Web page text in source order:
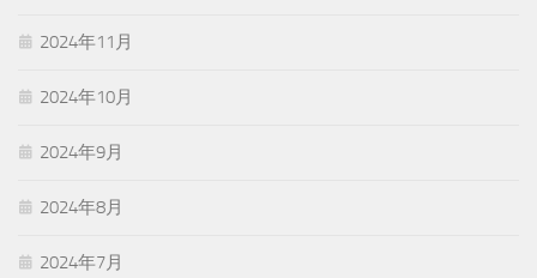
2024年11月
2024年10月
2024年9月
2024年8月
2024年7月